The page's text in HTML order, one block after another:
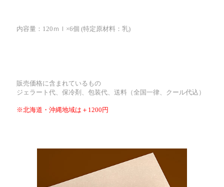
内容量：120ｍｌ×6個 (特定原材料：乳)
販売価格に含まれているもの
ジェラート代、保冷剤、包装代、送料（全国一律、クール代込）
※北海道・沖縄地域は＋1200円